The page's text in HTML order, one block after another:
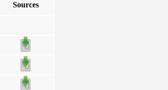
Sources